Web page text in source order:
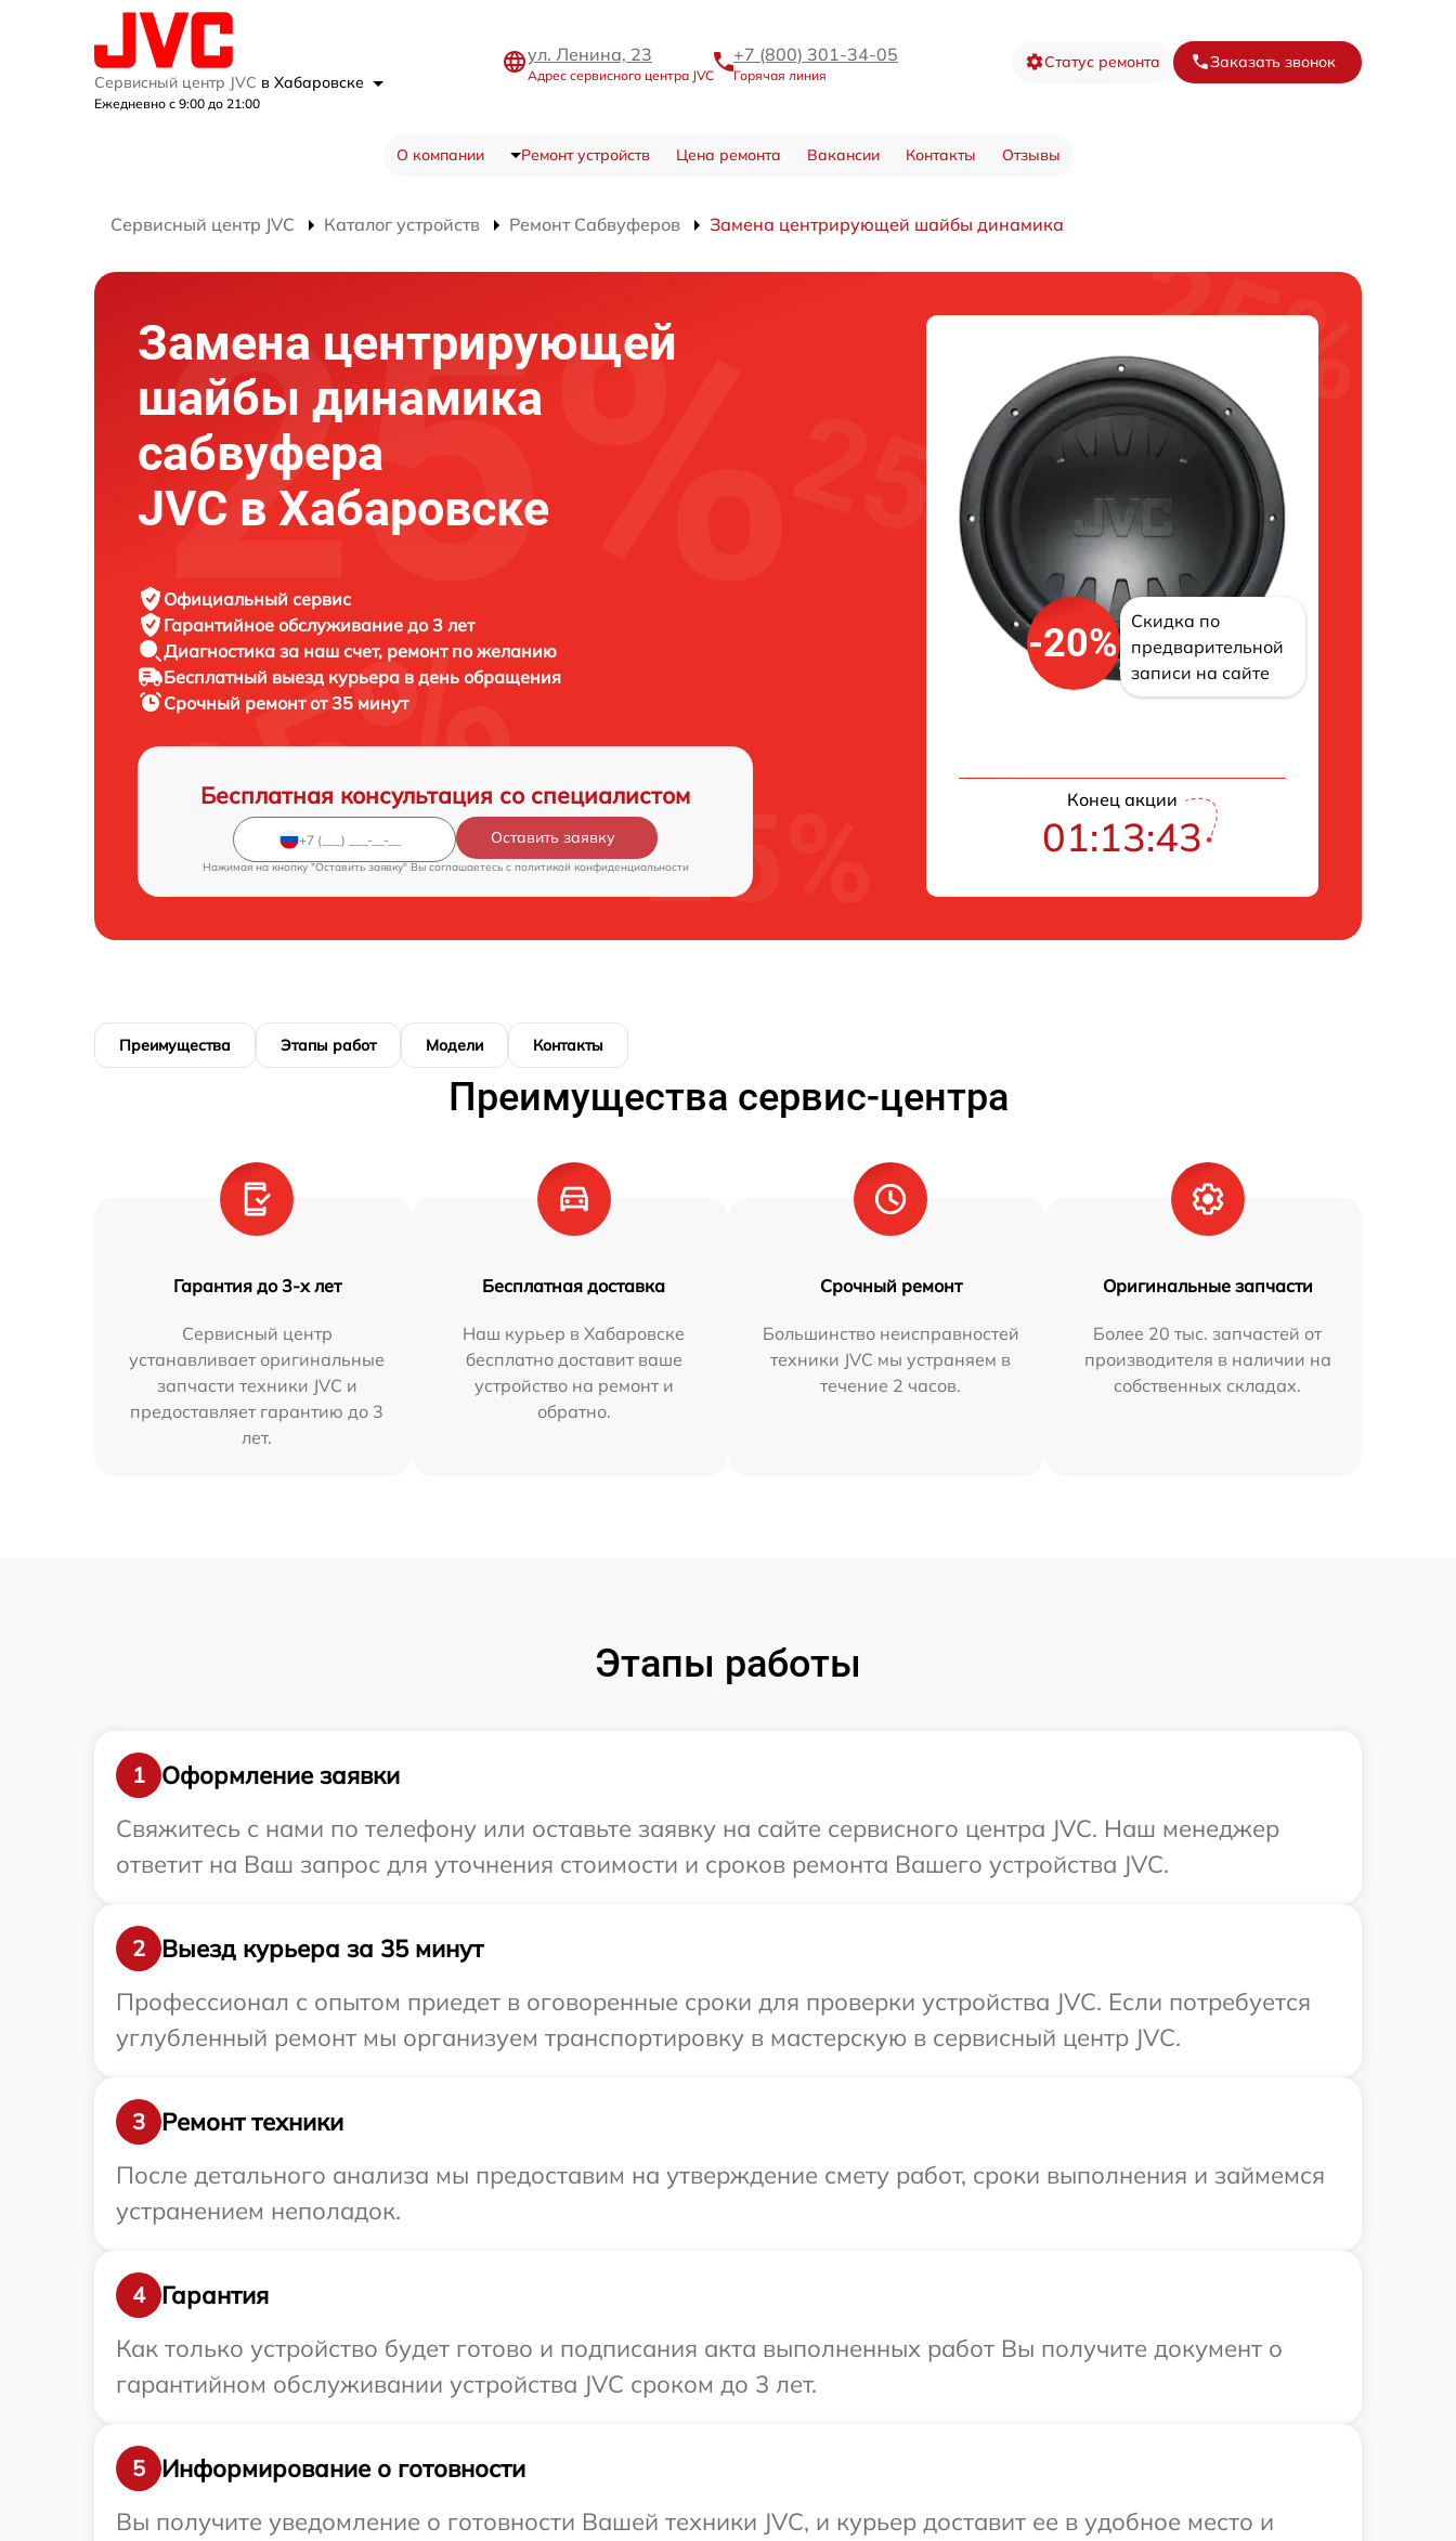
Сервисный центр JVC в Хабаровске
Ежедневно с 9:00 до 21:00
ул. Ленина, 23
Адрес сервисного центра JVC
+7 (800) 301-34-05
Горячая линия
Статус ремонта Заказать звонок
О компании Ремонт устройств Цена ремонта Вакансии Контакты Отзывы
Сервисный центр JVC Каталог устройств Ремонт Сабвуферов Замена центрирующей шайбы динамика
Замена центрирующей
шайбы динамика
сабвуфера
JVC в Хабаровске
Официальный сервис
Гарантийное обслуживание до 3 лет
Диагностика за наш счет, ремонт по желанию
Бесплатный выезд курьера в день обращения
Срочный ремонтот 35 минут
Бесплатная консультация со специалистом
Оставить заявку
Нажимая на кнопку "Оставить заявку" Вы соглашаетесь c политикой конфиденциальности
-20%
Скидка по
предварительной
записи на сайте
Конец акции
01:13:42
Преимущества Этапы работ Модели Контакты
Преимущества сервис-центра
Гарантия до 3-х лет
Сервисный центр
устанавливает оригинальные
запчасти техники JVC и
предоставляет гарантию до 3
лет.
Бесплатная доставка
Наш курьер в Хабаровске
бесплатно доставит ваше
устройство на ремонт и
обратно.
Срочный ремонт
Большинство неисправностей
техники JVC мы устраняем в
течение 2 часов.
Оригинальные запчасти
Более 20 тыс. запчастей от
производителя в наличии на
собственных складах.
Этапы работы
1
Оформление заявки
Свяжитесь с нами по телефону или оставьте заявку на сайте сервисного центра JVC. Наш менеджер
ответит на Ваш запрос для уточнения стоимости и сроков ремонта Вашего устройства JVC.
2
Выезд курьера за 35 минут
Профессионал с опытом приедет в оговоренные сроки для проверки устройства JVC. Если потребуется
углубленный ремонт мы организуем транспортировку в мастерскую в сервисный центр JVC.
3
Ремонт техники
После детального анализа мы предоставим на утверждение смету работ, сроки выполнения и займемся
устранением неполадок.
4
Гарантия
Как только устройство будет готово и подписания акта выполненных работ Вы получите документ о
гарантийном обслуживании устройства JVC сроком до 3 лет.
5
Информирование о готовности
Вы получите уведомление о готовности Вашей техники JVC, и курьер доставит ее в удобное место и